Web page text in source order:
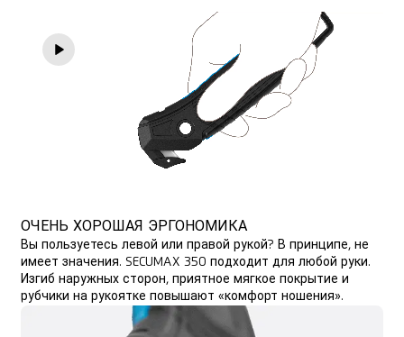
ОЧЕНЬ ХОРОШАЯ ЭРГОНОМИКА
Вы пользуетесь левой или правой рукой? В принципе, не
имеет значения. SECUMAX 350 подходит для любой руки.
Изгиб наружных сторон, приятное мягкое покрытие и
рубчики на рукоятке повышают «комфорт ношения».